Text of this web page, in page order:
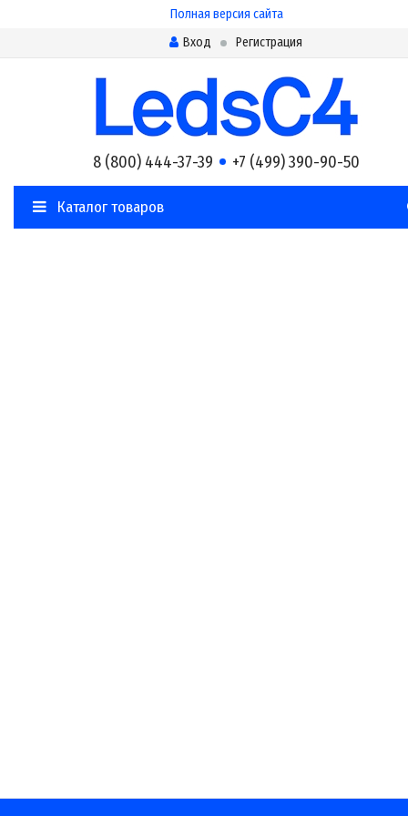
Полная версия сайта
Вход
Регистрация
8 (800) 444-37-39 +7 (499) 390-90-50
Каталог товаров